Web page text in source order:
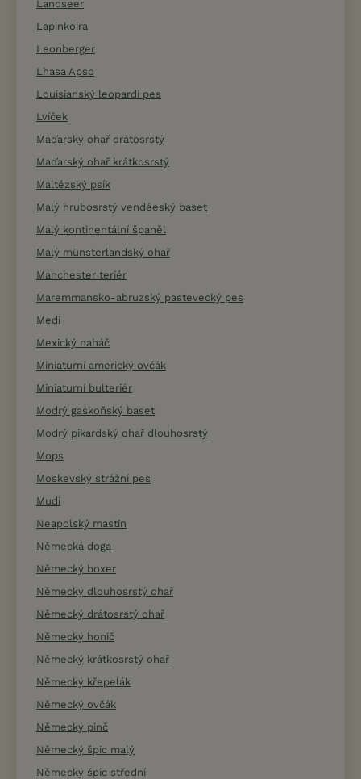
Landseer
Lapinkoira
Leonberger
Lhasa Apso
Louisianský leopardí pes
Lvíček
Maďarský ohař drátosrstý
Maďarský ohař krátkosrstý
Maltézský psík
Malý hrubosrstý vendéeský baset
Malý kontinentální španěl
Malý münsterlandský ohař
Manchester teriér
Maremmansko-abruzský pastevecký pes
Medi
Mexický naháč
Miniaturní americký ovčák
Miniaturní bulteriér
Modrý gaskoňský baset
Modrý pikardský ohař dlouhosrstý
Mops
Moskevský strážní pes
Mudi
Neapolský mastin
Německá doga
Německý boxer
Německý dlouhosrstý ohař
Německý drátosrstý ohař
Německý honič
Německý krátkosrstý ohař
Německý křepelák
Německý ovčák
Německý pinč
Německý špic malý
Německý špic střední